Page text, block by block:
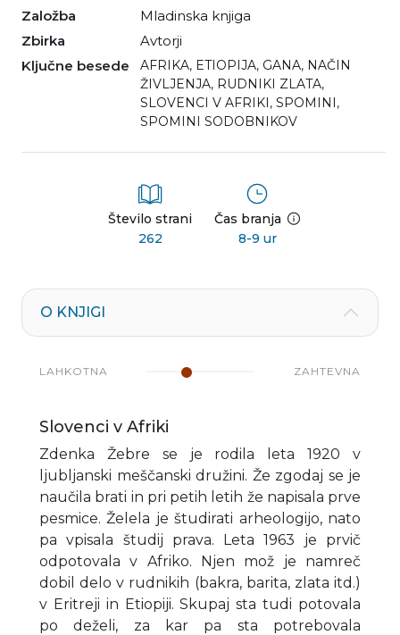
Založba
Mladinska knjiga
Zbirka
Avtorji
Ključne besede
AFRIKA, ETIOPIJA, GANA, NAČIN
ŽIVLJENJA, RUDNIKI ZLATA,
SLOVENCI V AFRIKI, SPOMINI,
SPOMINI SODOBNIKOV
Število strani
262
Čas branja
8-9 ur
O KNJIGI
LAHKOTNA ZAHTEVNA
Slovenci v Afriki
Zdenka Žebre se je rodila leta 1920 v
ljubljanski meščanski družini. Že zgodaj se je
naučila brati in pri petih letih že napisala prve
pesmice. Želela je študirati arheologijo, nato
pa vpisala študij prava. Leta 1963 je prvič
odpotovala v Afriko. Njen mož je namreč
dobil delo v rudnikih (bakra, barita, zlata itd.)
v Eritreji in Etiopiji. Skupaj sta tudi potovala
po deželi, za kar pa sta potrebovala